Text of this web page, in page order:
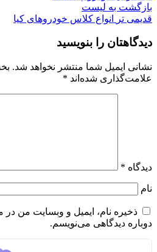
بازگشت به لیست
قدیمی تر
انواع کلاس خودروهای کیا
دیدگاهتان را بنویسید
نشانی ایمیل شما منتشر نخواهد شد.
علامت‌گذاری شده‌اند *
دیدگاه *
نام
ذخیره نام، ایمیل و وبسایت من در
دوباره دیدگاهی می‌نویسم.